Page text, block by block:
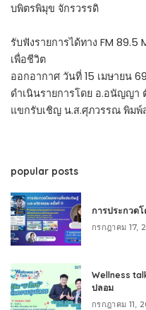
บพิตรพิมุข จักรวรรดิ
รับฟังรายการได้ทาง FM
เพื่อชีวิต
ออกอากาศ วันที่ 15 เมษายน
ดำเนินรายการโดย อ.อนัญญา
แขกรับเชิญ น.ส.ศุภวรรณ พิมพ์
popular posts
การประกวดโ
กรกฎาคม 17,
Wellness
ปลอม
กรกฎาคม 11,